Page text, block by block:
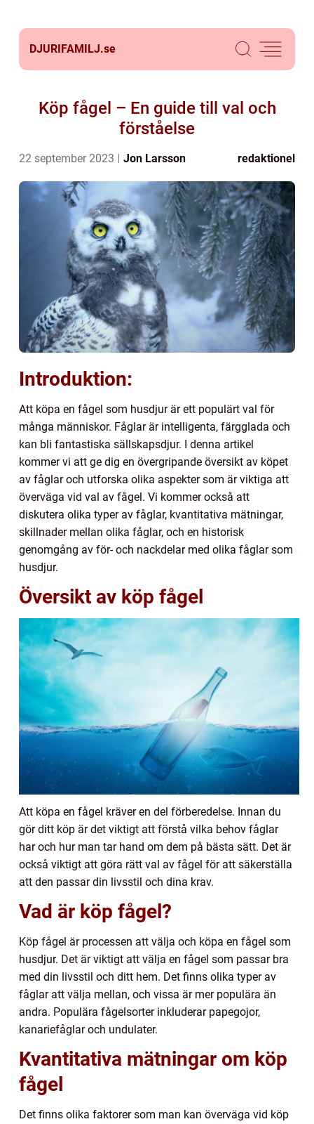
DJURIFAMILJ.se
Köp fågel – En guide till val och
förståelse
22 september 2023 Jon Larsson redaktionel
Introduktion:
Att köpa en fågel som husdjur är ett populärt val för
många människor. Fåglar är intelligenta, färgglada och
kan bli fantastiska sällskapsdjur. I denna artikel
kommer vi att ge dig en övergripande översikt av köpet
av fåglar och utforska olika aspekter som är viktiga att
överväga vid val av fågel. Vi kommer också att
diskutera olika typer av fåglar, kvantitativa mätningar,
skillnader mellan olika fåglar, och en historisk
genomgång av för- och nackdelar med olika fåglar som
husdjur.
Översikt av köp fågel
Att köpa en fågel kräver en del förberedelse. Innan du
gör ditt köp är det viktigt att förstå vilka behov fåglar
har och hur man tar hand om dem på bästa sätt. Det är
också viktigt att göra rätt val av fågel för att säkerställa
att den passar din livsstil och dina krav.
Vad är köp fågel?
Köp fågel är processen att välja och köpa en fågel som
husdjur. Det är viktigt att välja en fågel som passar bra
med din livsstil och ditt hem. Det finns olika typer av
fåglar att välja mellan, och vissa är mer populära än
andra. Populära fågelsorter inkluderar papegojor,
kanariefåglar och undulater.
Kvantitativa mätningar om köp
fågel
Det finns olika faktorer som man kan överväga vid köp